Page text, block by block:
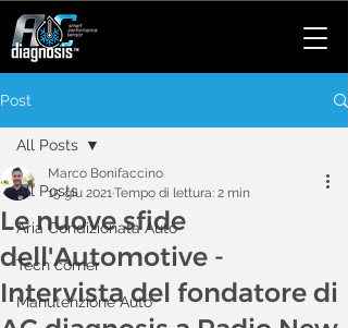
Post
All Posts
Aria Condizionata Auto
Tech corner
Manutenzione Auto
All Posts
Le nuove sfide
dell'Automotive -
Intervista del fondatore di
Marco Bonifaccino
15 giu 2021Tempo di lettura: 2 min